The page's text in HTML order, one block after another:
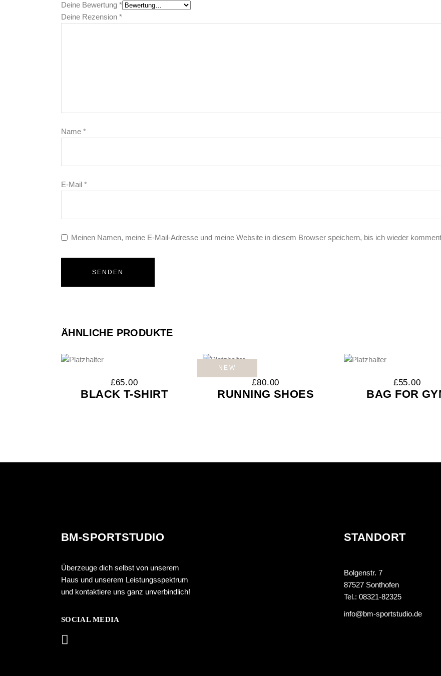
Deine Bewertung *
Deine Rezension *
Name *
E-Mail *
Meinen Namen, meine E-Mail-Adresse und meine Website in diesem Browser speichern, bis ich wieder
ÄHNLICHE PRODUKTE
£65.00
BLACK T-SHIRT
NEW
£80.00
RUNNING SHOES
£55.00
BAG FOR
BM-SPORTSTUDIO
Überzeuge dich selbst von unserem
Haus und unserem Leistungsspektrum
und kontaktiere uns ganz unverbindlich!
SOCIAL MEDIA
STANDORT
Bolgenstr. 7
87527 Sonthofen
Tel.: 08321-82325
info@bm-sportstudio.de